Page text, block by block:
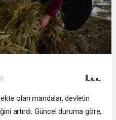
olan mandalar, devletin
artırdı. Güncel duruma göre,